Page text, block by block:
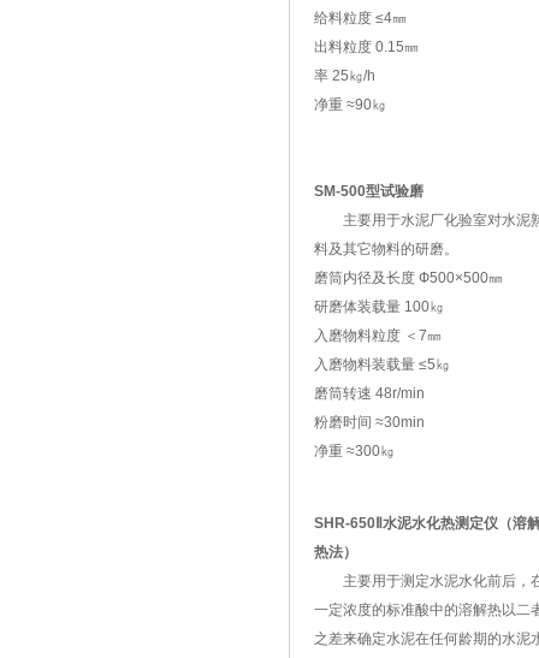
给料粒度 ≤4㎜
出料粒度 0.15㎜
率 25㎏/h
净重 ≈90㎏
SM-500型试验磨
主要用于水泥厂化验室对水泥
料及其它物料的研磨。
磨筒内径及长度 Ф500×500㎜
研磨体装载量 100㎏
入磨物料粒度 ＜7㎜
入磨物料装载量 ≤5㎏
磨筒转速 48r/min
粉磨时间 ≈30min
净重 ≈300㎏
SHR-650Ⅱ水泥水化热测定仪（溶
热法）
主要用于测定水泥水化前后，
一定浓度的标准酸中的溶解热以二
之差来确定水泥在任何龄期的水泥